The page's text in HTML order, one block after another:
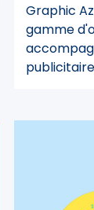
Graphic
gamme